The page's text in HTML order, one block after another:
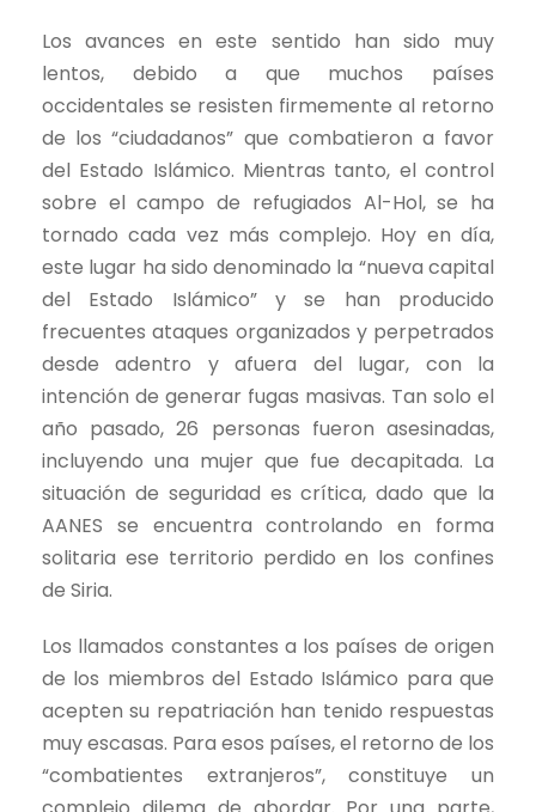
Los avances en este sentido han sido muy
lentos, debido a que muchos países
occidentales se resisten firmemente al retorno
de los “ciudadanos” que combatieron a favor
del Estado Islámico. Mientras tanto, el control
sobre el campo de refugiados Al-Hol, se ha
tornado cada vez más complejo. Hoy en día,
este lugar ha sido denominado la “nueva capital
del Estado Islámico” y se han producido
frecuentes ataques organizados y perpetrados
desde adentro y afuera del lugar, con la
intención de generar fugas masivas. Tan solo el
año pasado, 26 personas fueron asesinadas,
incluyendo una mujer que fue decapitada. La
situación de seguridad es crítica, dado que la
AANES se encuentra controlando en forma
solitaria ese territorio perdido en los confines
de Siria.
Los llamados constantes a los países de origen
de los miembros del Estado Islámico para que
acepten su repatriación han tenido respuestas
muy escasas. Para esos países, el retorno de los
“combatientes extranjeros”, constituye un